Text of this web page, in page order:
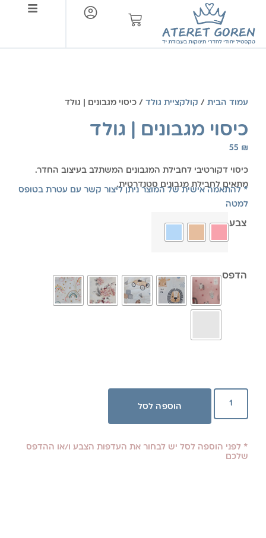
עמוד הבית / קולקציית גולד / כיסוי מגבונים | גולד
כיסוי מגבונים | גולד
55 ₪
כיסוי דקורטיבי לחבילת המגבונים המשתלב בעיצוב החדר.
מתאים לחבילת מגבונים סטנדרטית.
* להתאמה אישית של המוצר ניתן ליצור קשר עם עטרת בטופס
למטה
צבע
הדפס
הוספה לסל
* לפני הוספה לסל יש לבחור את העדפות הצבע ו/או ההדפס
שלכם